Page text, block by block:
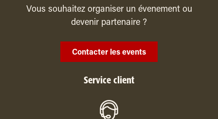
Vous souhaitez organiser un évenement ou
devenir partenaire ?
Contacter les events
Service client